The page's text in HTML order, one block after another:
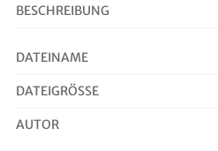
BESCHREIBUNG
DATEINAME
DATEIGRÖSSE
AUTOR